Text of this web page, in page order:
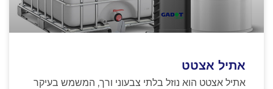
אתיל אצטט
אתיל אצטט הוא נוזל בלתי צבעוני ורך, המשמש בעיקר